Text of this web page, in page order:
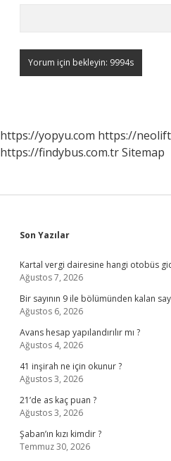
https://yopyu.com https://
https://findybus.com.trSitemap
Sidebar
Son Yazılar
Kartal vergi dairesine hangi otobüs
Ağustos 7, 2026
Bir sayının 9 ile bölümünden kalan
Ağustos 6, 2026
Avans hesap yapılandırılır mı ?
Ağustos 4, 2026
41 inşirah ne için okunur ?
Ağustos 3, 2026
21’de as kaç puan ?
Ağustos 3, 2026
Şaban’ın kızı kimdir ?
Temmuz 30, 2026